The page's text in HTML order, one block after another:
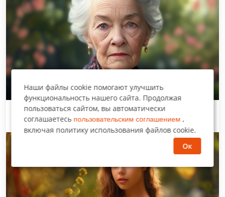
Испытание для городской невесты
Наши файлы cookie помогают улучшить
функциональность нашего сайта. Продолжая
пользоваться сайтом, вы автоматически
соглашаетесь пользовательским соглашением ,
включая политику использования файлов cookie.
Ок